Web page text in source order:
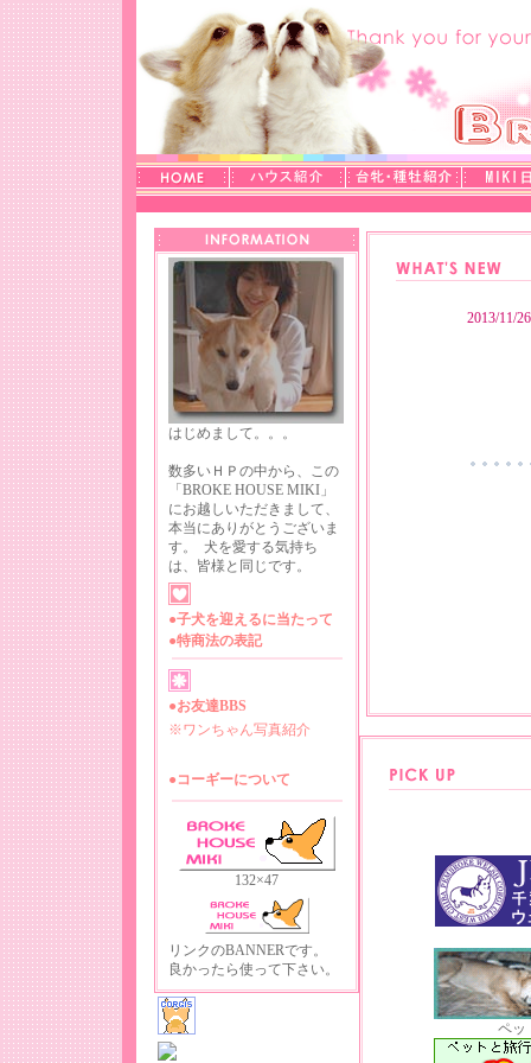
はじめまして。。。
数多いＨＰの中から、この
「BROKE HOUSE MIKI」
にお越しいただきまして、
本当にありがとうございま
す。 犬を愛する気持ち
は、皆様と同じです。
●子犬を迎えるに当たって
●特商法の表記
●お友達BBS
※ワンちゃん写真紹介
●コーギーについて
132×47
リンクのBANNERです。
良かったら使って下さい。
ペッ